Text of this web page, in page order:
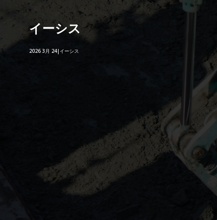
2026 3月 24|イーシス
イーシス